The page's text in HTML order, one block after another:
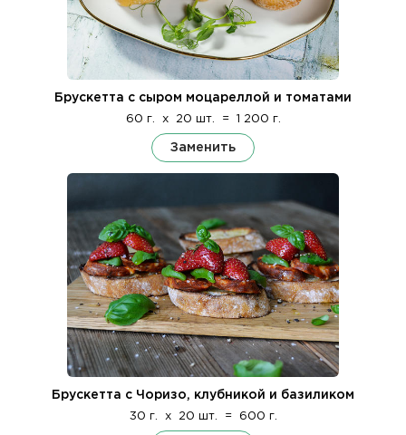
Брускетта с сыром моцареллой и томатами
60 г. x 20 шт. = 1 200 г.
Заменить
Брускетта с Чоризо, клубникой и базиликом
30 г. x 20 шт. = 600 г.